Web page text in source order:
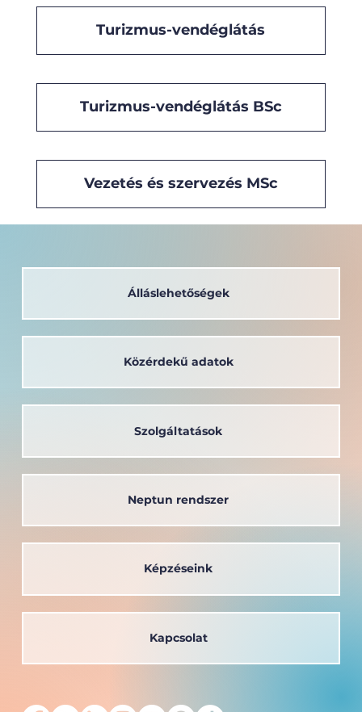
Turizmus-vendéglátás
Turizmus-vendéglátás BSc
Vezetés és szervezés MSc
Álláslehetőségek
Neptun rendszer
Szolgáltatások
Kapcsolat
Közérdekű adatok
Képzéseink